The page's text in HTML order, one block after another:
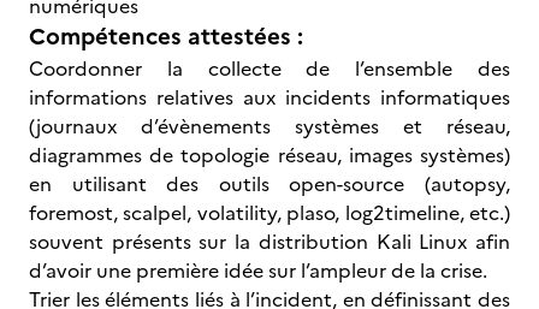
numériques
Compétences attestées :
Coordonner la collecte de l’ensemble des
informations relatives aux incidents informatiques
(journaux d’évènements systèmes et réseau,
diagrammes de topologie réseau, images systèmes)
en utilisant des outils open-source (autopsy,
foremost, scalpel, volatility, plaso, log2timeline, etc.)
souvent présents sur la distribution Kali Linux afin
d’avoir une première idée sur l’ampleur de la crise.
Trier les éléments liés à l’incident, en définissant des